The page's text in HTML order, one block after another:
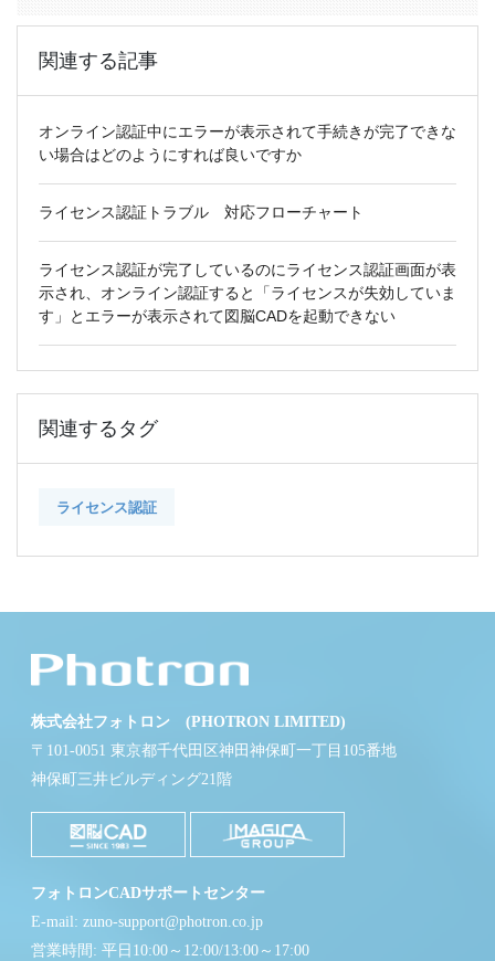
関連する記事
オンライン認証中にエラーが表示されて手続きが完了できな
い場合はどのようにすれば良いですか
ライセンス認証トラブル 対応フローチャート
ライセンス認証が完了しているのにライセンス認証画面が表
示され、オンライン認証すると「ライセンスが失効していま
す」とエラーが表示されて図脳CADを起動できない
関連するタグ
ライセンス認証
株式会社フォトロン (PHOTRON LIMITED)
〒101-0051 東京都千代田区神田神保町一丁目105番地
神保町三井ビルディング21階
フォトロンCADサポートセンター
E-mail: zuno-support@photron.co.jp
営業時間: 平日10:00～12:00/13:00～17:00